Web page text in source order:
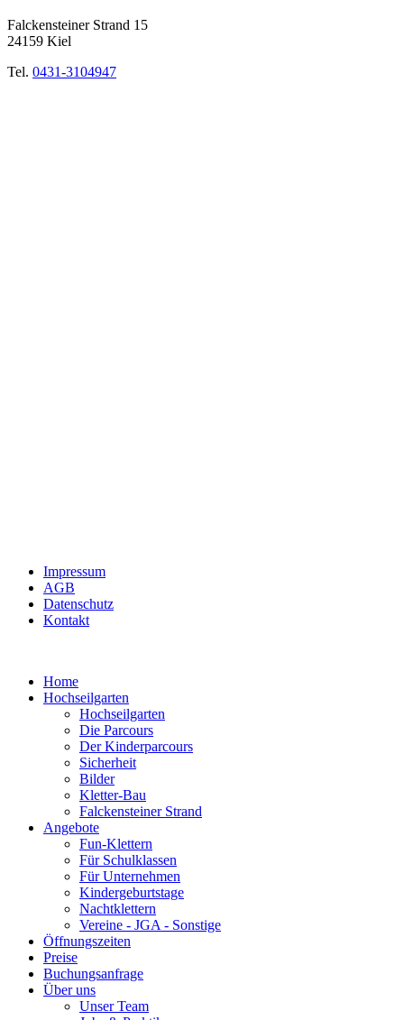
Falckensteiner Strand 15
24159 Kiel
Tel. 0431-3104947
Impressum
AGB
Datenschutz
Kontakt
Home
Hochseilgarten
Hochseilgarten
Die Parcours
Der Kinderparcours
Sicherheit
Bilder
Kletter-Bau
Falckensteiner Strand
Angebote
Fun-Klettern
Für Schulklassen
Für Unternehmen
Kindergeburtstage
Nachtklettern
Vereine - JGA - Sonstige
Öffnungszeiten
Preise
Buchungsanfrage
Über uns
Unser Team